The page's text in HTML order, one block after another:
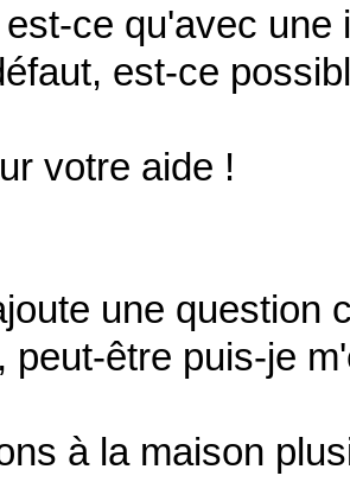
ce qu'avec une
est-ce
votre aide !
une question
peut-être puis-je
à la maison